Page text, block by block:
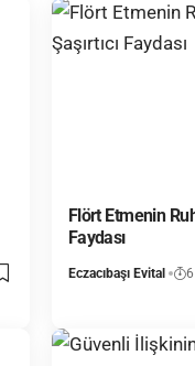
Flört Etmenin Ruh
Faydası
Eczacıbaşı Evital